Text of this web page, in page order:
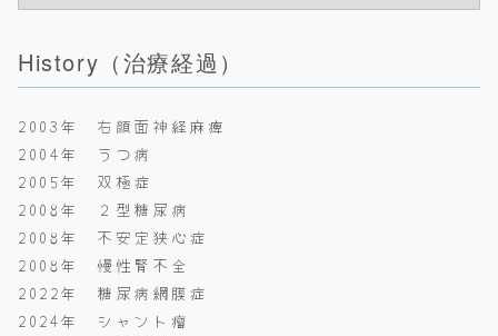
History（治療経過）
2003年 右顔面神経麻痺
2004年 うつ病
2005年 双極症
2008年 ２型糖尿病
2008年 不安定狭心症
2008年 慢性腎不全
2022年 糖尿病網膜症
2024年 シャント瘤